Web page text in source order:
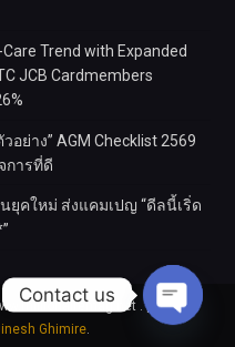
Trend with Expanded
JCB Cardmembers
อย่าง” AGM Checklist 2569
การที่ดี
ยุคใหม่ ส่งแคมเปญ “ดีลนี้เริ่ด
.| Theme:
Ghimire.
Contact us
Open